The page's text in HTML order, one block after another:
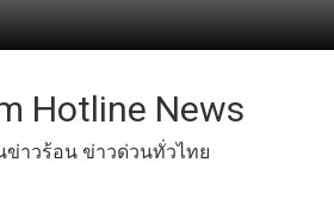
Hotline News
ข่าวร้อน ข่าวด่วนทั่วไทย